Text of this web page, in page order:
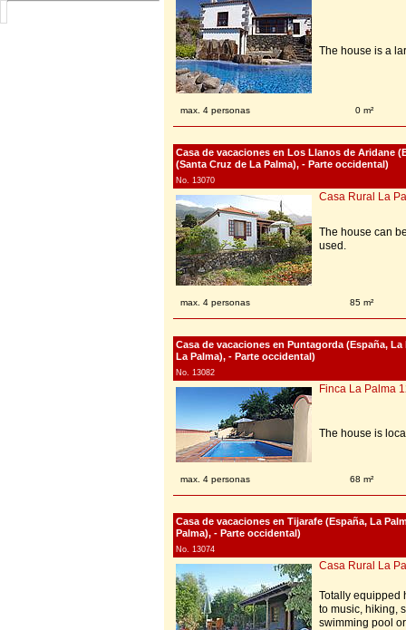
The house is a
max. 4 personas 0 m²
Casa de vacaciones en Los Llanos de Aridane
(Santa Cruz de La Palma), - Parte occidental)
No. 13070
Casa Rural La
The house can
used.
max. 4 personas 85 m²
Casa de vacaciones en Puntagorda (España,
La Palma), - Parte occidental)
No. 13082
Finca La Palma
The house is
max. 4 personas 68 m²
Casa de vacaciones en Tijarafe (España, La
Palma), - Parte occidental)
No. 13074
Casa Rural La
Totally equipped
to music, hiking,
swimming pool